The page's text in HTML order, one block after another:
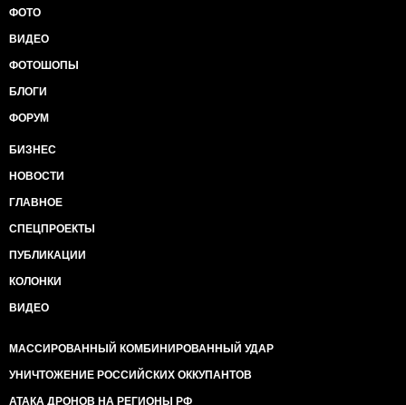
ФОТО
ВИДЕО
ФОТОШОПЫ
БЛОГИ
ФОРУМ
БИЗНЕС
НОВОСТИ
ГЛАВНОЕ
СПЕЦПРОЕКТЫ
ПУБЛИКАЦИИ
КОЛОНКИ
ВИДЕО
МАССИРОВАННЫЙ КОМБИНИРОВАННЫЙ УДАР
УНИЧТОЖЕНИЕ РОССИЙСКИХ ОККУПАНТОВ
АТАКА ДРОНОВ НА РЕГИОНЫ РФ